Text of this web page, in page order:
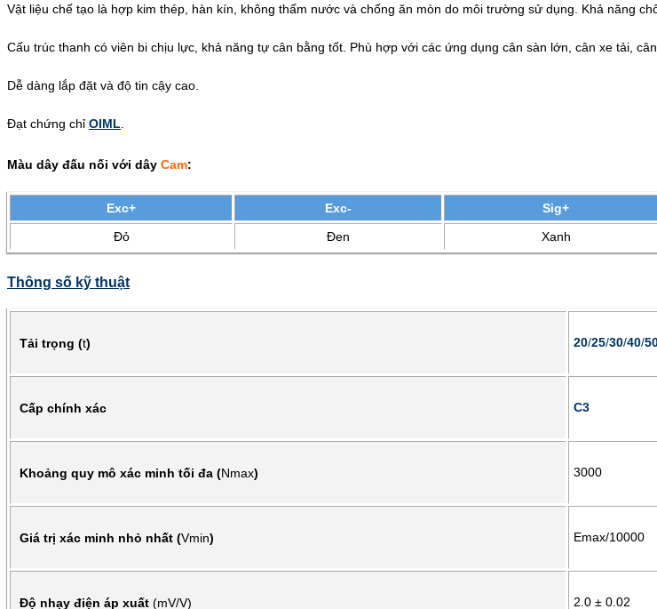
Vật liệu chế tạo là hợp kim thép, hàn kín, không thấm nước và chống ăn mòn do môi trường sử dụng. Khả năng
Cấu trúc thanh có viên bi chịu lực, khả năng tự cân bằng tốt. Phù hợp với các ứng dụng cân sàn lớn, cân xe tải,
Dễ dàng lắp đặt và độ tin cậy cao.
Đạt chứng chỉ OIML
Màu dây đấu nối với dây Cam:
Exc+ Exc- Sig+
Đỏ
Đen Xanh
Thông số kỹ thuật
Tải trọng (t) 20/25/30/40/
Cấp chính xác C3
Khoảng quy mô xác minh tối đa (Nmax) 3000
Giá trị xác minh nhỏ nhất (Vmin) Emax/10000
Độ nhạy điện áp xuất (mV/V) 2.0 ± 0.02